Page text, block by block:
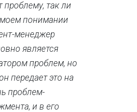
проблему, так ли
моем понимании
менеджер
является
проблем, но
передает это на
проблем-
и в его